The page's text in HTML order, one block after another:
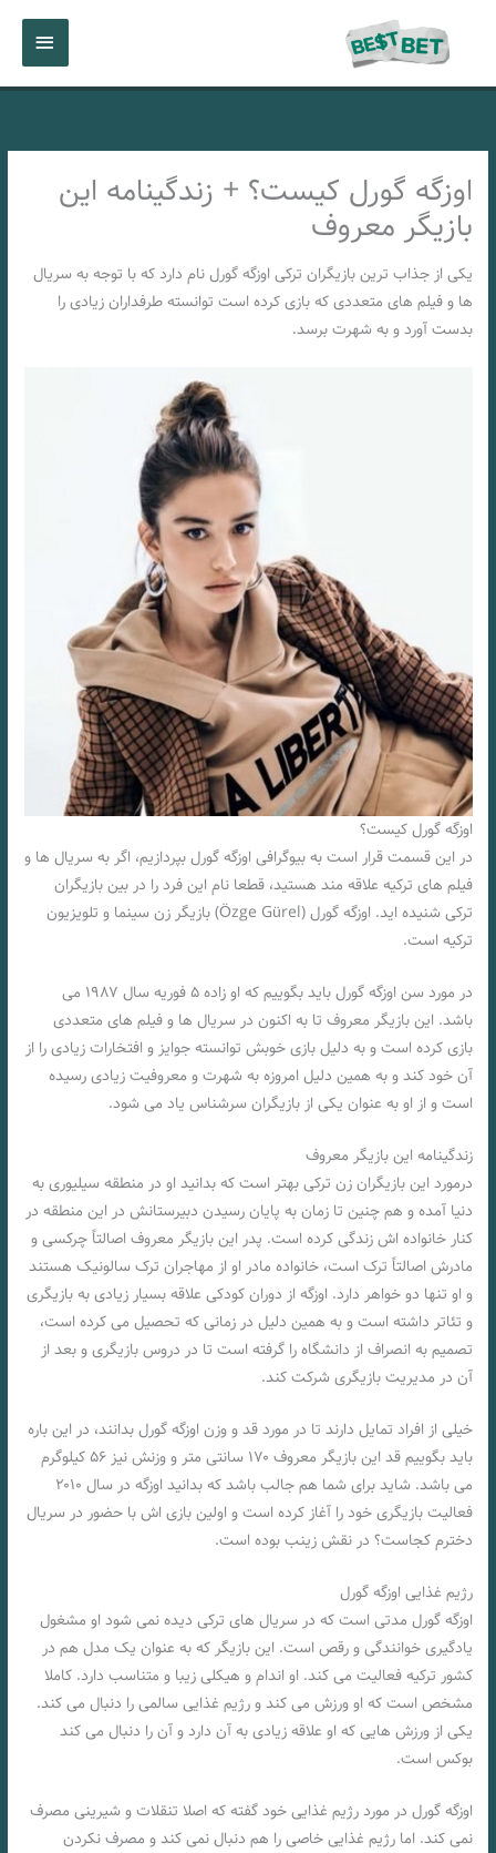
اصلی
اوزگه گورل کیست؟ + زندگینامه این
بازیگر معروف
یکی از جذاب ترین بازیگران ترکی اوزگه گورل نام دارد که با توجه به سریال‌
ها و فیلم‌ های متعددی که بازی کرده است توانسته طرفداران زیادی را
بدست آورد و به شهرت برسد.
اوزگه گورل کیست؟
در این قسمت قرار است به بیوگرافی اوزگه گورل بپردازیم، اگر به سریال‌ ها و
فیلم های ترکیه علاقه مند هستید، قطعا نام این فرد را در بین بازیگران
ترکی شنیده اید. اوزگه گورل (Özge Gürel‎) بازیگر زن سینما و تلویزیون
ترکیه است.
در مورد سن اوزگه گورل باید بگوییم که او زاده ۵ فوریه سال ۱۹۸۷ می
باشد. این بازیگر معروف تا به اکنون در سریال‌ ها و فیلم‌ های متعددی
بازی کرده است و به دلیل بازی خوبش توانسته جوایز و افتخارات زیادی را از
آن خود کند و به همین دلیل امروزه به شهرت و معروفیت زیادی رسیده
است و از او به عنوان یکی از بازیگران سرشناس یاد می‌ شود.
زندگینامه این بازیگر معروف
درمورد این بازیگران زن ترکی بهتر است که بدانید او در منطقه سیلیوری به
دنیا آمده و هم چنین تا زمان به پایان رسیدن دبیرستانش در این منطقه در
کنار خانواده اش زندگی کرده است. پدر این بازیگر معروف اصالتاً چرکسی و
مادرش اصالتاً ترک است، خانواده مادر او از مهاجران ترک سالونیک هستند
و او تنها دو خواهر دارد. اوزگه از دوران کودکی علاقه بسیار زیادی به بازیگری
و تئاتر داشته است و به همین دلیل در زمانی که تحصیل می‌ کرده است،
تصمیم به انصراف از دانشگاه را گرفته است تا در دروس بازیگری و بعد از
آن در مدیریت بازیگری شرکت کند.
خیلی از افراد تمایل دارند تا در مورد قد و وزن اوزگه گورل بدانند، در این باره
باید بگوییم قد این بازیگر معروف ۱۷۰ سانتی متر و وزنش نیز ۵۶ کیلوگرم
می باشد. شاید برای شما هم جالب باشد که بدانید اوزگه در سال ۲۰۱۰
فعالیت بازیگری خود را آغاز کرده است و اولین بازی اش با حضور در سریال
دخترم کجاست؟ در نقش زینب بوده است.
رژیم غذایی اوزگه گورل
اوزگه گورل مدتی است که در سریال های ترکی دیده نمی شود او مشغول
یادگیری خوانندگی و رقص است. این بازیگر که به عنوان یک مدل هم در
کشور ترکیه فعالیت می کند. او اندام و هیکلی زیبا و متناسب دارد. کاملا
مشخص است که او ورزش می کند و رژیم غذایی سالمی را دنبال می کند.
یکی از ورزش هایی که او علاقه زیادی به آن دارد و آن را دنبال می کند
بوکس است.
اوزگه گورل در مورد رژیم غذایی خود گفته که اصلا تنقلات و شیرینی مصرف
نمی کند. اما رژیم غذایی خاصی را هم دنبال نمی کند و مصرف نکردن